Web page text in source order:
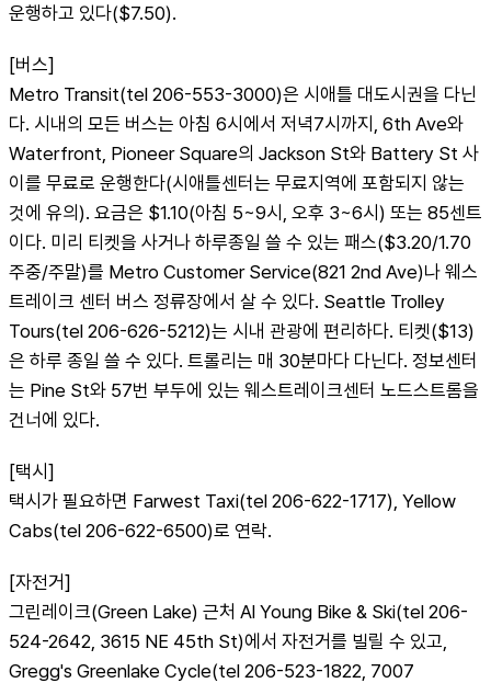
운행하고 있다($7.50).
[버스]
Metro Transit(tel 206-553-3000)은 시애틀 대도시권을 다닌
다. 시내의 모든 버스는 아침 6시에서 저녁7시까지, 6th Ave와
Waterfront, Pioneer Square의 Jackson St와 Battery St 사
이를 무료로 운행한다(시애틀센터는 무료지역에 포함되지 않는
것에 유의). 요금은 $1.10(아침 5~9시, 오후 3~6시) 또는 85센트
이다. 미리 티켓을 사거나 하루종일 쓸 수 있는 패스($3.20/1.70
주중/주말)를 Metro Customer Service(821 2nd Ave)나 웨스
트레이크 센터 버스 정류장에서 살 수 있다. Seattle Trolley
Tours(tel 206-626-5212)는 시내 관광에 편리하다. 티켓($13)
은 하루 종일 쓸 수 있다. 트롤리는 매 30분마다 다닌다. 정보센터
는 Pine St와 57번 부두에 있는 웨스트레이크센터 노드스트롬을
건너에 있다.
[택시]
택시가 필요하면 Farwest Taxi(tel 206-622-1717), Yellow
Cabs(tel 206-622-6500)로 연락.
[자전거]
그린레이크(Green Lake) 근처 Al Young Bike & Ski(tel 206-
524-2642, 3615 NE 45th St)에서 자전거를 빌릴 수 있고,
Gregg's Greenlake Cycle(tel 206-523-1822, 7007